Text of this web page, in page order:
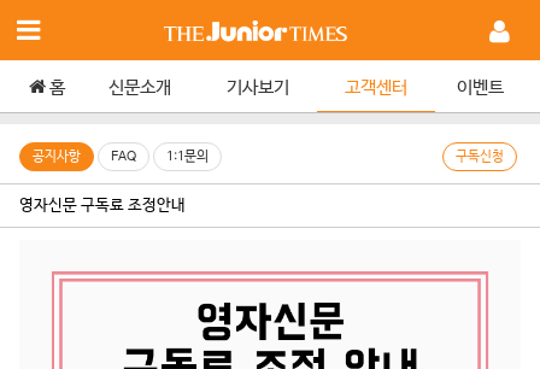
홈 신문소개 기사보기 고객센터 이벤트
공지사항 FAQ 1:1문의 구독신청
영자신문 구독료 조정안내